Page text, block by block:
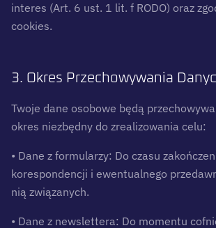
interes (Art. 6 ust. 1 lit. f RODO) oraz
cookies.
3. Okres Przechowywania
Twoje dane osobowe będą
okres niezbędny do zrealizowania celu:
• Dane z formularzy: Do czasu
korespondencji i ewentualnego
nią związanych.
• Dane z newslettera: Do momentu